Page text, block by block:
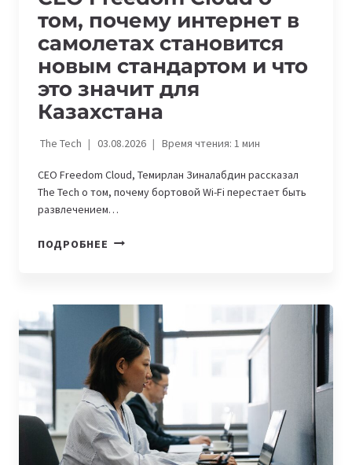
том, почему интернет в
самолетах становится
новым стандартом и что
это значит для
Казахстана
The Tech 03.08.2026 Время чтения: 1мин
CEO Freedom Cloud, Темирлан Зиналабдин рассказал
The Tech о том, почему бортовой Wi-Fi перестает быть
развлечением…
ПОДРОБНЕЕ CEO
ПОЧЕМУ
ИНТЕРНЕТ
САМОЛЕТАХ
СТАНОВИТСЯ
НОВЫМ
СТАНДАРТОМ
И